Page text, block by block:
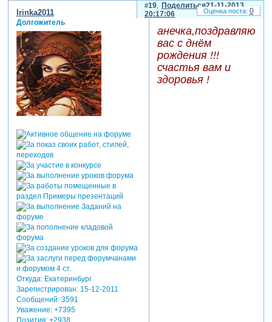
Поделиться
19
21-11-2013
20:17:06
Irinka2011
Долгожитель
Откуда:Екатеринбург
Зарегистрирован: 15-12-2011
Сообщений:3591
Уважение: +7395
Позитив: +2938
анечка,поздравляю
вас с днём
рождения !!!
счастья вам и
здоровья !
0